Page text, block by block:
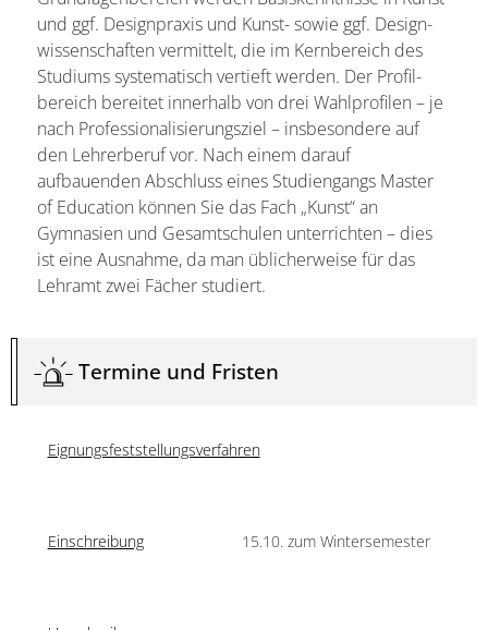
und ggf. Designpraxis und Kunst- sowie ggf. Design­
wissenschaften vermittelt, die im Kern­bereich des
Studiums systematisch vertieft werden. Der Profil­
bereich bereitet innerhalb von drei Wahlprofilen – je
nach Professio­nalisierungs­ziel – insbesondere auf
den Lehrer­beruf vor. Nach einem darauf
aufbauenden Abschluss eines Studiengangs Master
of Education können Sie das Fach „Kunst“ an
Gymnasien und Gesamt­schulen unterrichten – dies
ist eine Ausnahme, da man üblicherweise für das
Lehramt zwei Fächer studiert.
Termine und Fristen
Eignungsfeststellungsverfahren
Einschreibung 15.10. zum Wintersemester